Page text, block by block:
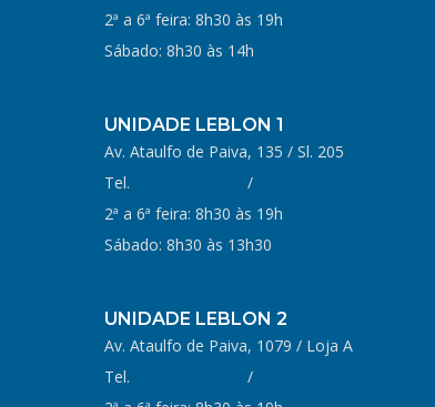
2ª a 6ª feira: 8h30 às 19h
Sábado: 8h30 às 14h
UNIDADE LEBLON 1
Av. Ataulfo de Paiva, 135 / Sl. 205
Tel.
/
2ª a 6ª feira: 8h30 às 19h
Sábado: 8h30 às 13h30
UNIDADE LEBLON 2
Av. Ataulfo de Paiva, 1079 / Loja A
Tel.
/